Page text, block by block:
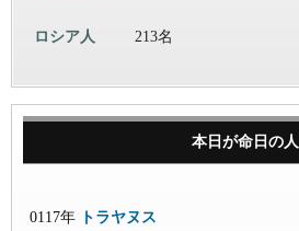
ロシア人 213名
本日が命日の人
0117年
トラヤヌス